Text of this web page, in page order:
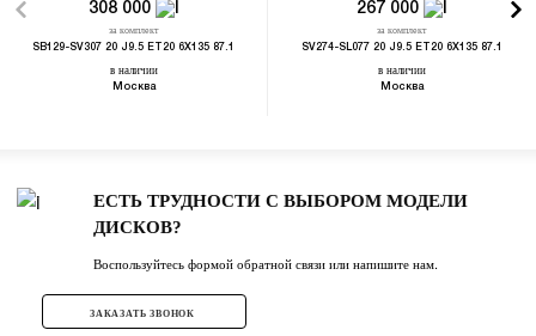
308 000
за комплект
SB129-SV307 20 J9.5 ET20 6X135 87.1
в наличии
Москва
267 000
за комплект
SV274-SL077 20 J9.5 ET20 6X135 87.1
в наличии
Москва
ЕСТЬ ТРУДНОСТИ С ВЫБОРОМ МОДЕЛИ
ДИСКОВ?
Воспользуйтесь формой обратной связи или напишите нам.
ЗАКАЗАТЬ ЗВОНОК